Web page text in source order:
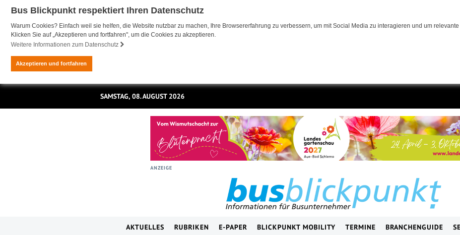
Bus Blickpunkt respektiert Ihren Datenschutz
Warum Cookies? Einfach weil sie helfen, die Website nutzbar zu machen, Ihre Browsererfahrung zu verbessern, um mit Social Media zu interagieren und um
Klicken Sie auf „Akzeptieren und fortfahren", um die Cookies zu akzeptieren.
Weitere Informationen zum Datenschutz
Akzeptieren und fortfahren
SAMSTAG, 08. AUGUST 2026
ANZEIGE
AKTUELLES RUBRIKEN E-PAPER BLICKPUNKT MOBILITY TERMINE BRANCHENGUIDE